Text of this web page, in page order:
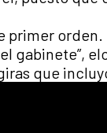
primer
gabinete”,
que